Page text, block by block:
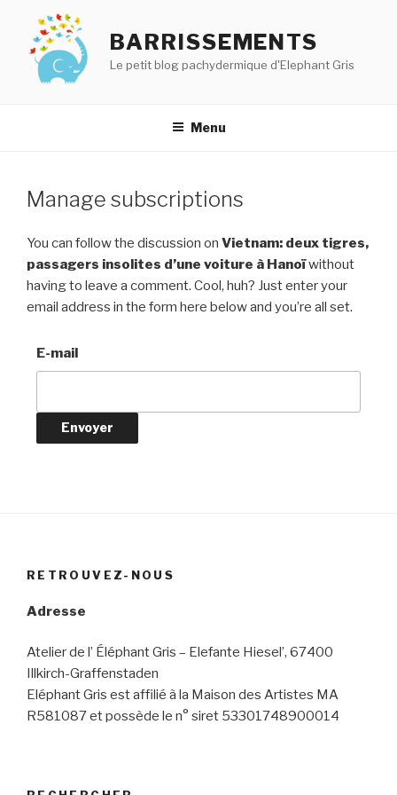
contenu
principal
BARRISSEMENTS
Le petit blog pachydermique d'Elephant Gris
Menu
Manage subscriptions
You can follow the discussion on Vietnam: deux tigres,
passagers insolites d’une voiture à Hanoïwithout
having to leave a comment. Cool, huh? Just enter your
email address in the form here below and you’re all set.
E-mail
RETROUVEZ-NOUS
Adresse
Atelier de l’ Éléphant Gris – Elefante Hiesel’, 67400
Illkirch-Graffenstaden
Eléphant Gris est affilié à la Maison des Artistes MA
R581087 et possède le n° siret 53301748900014